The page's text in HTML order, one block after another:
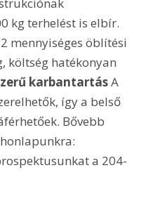
kg terhelést is elbír.
mennyiséges öblítési
költség hatékonyan
karbantartás A
így a belső
Bővebb
a 204-